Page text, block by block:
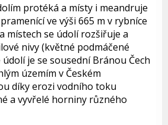
protéká a místy i meandruje
ve výši 665 m v rybníce
místech se údolí rozšiřuje a
nivy (květné podmáčené
je se sousední Bránou Čech
územím v Českém
díky erozi vodního toku
a vyvřelé horniny různého